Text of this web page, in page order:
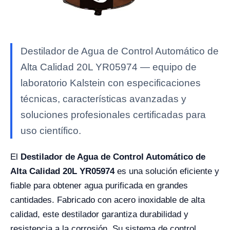
Destilador de Agua de Control Automático de
Alta Calidad 20L YR05974 — equipo de
laboratorio Kalstein con especificaciones
técnicas, características avanzadas y
soluciones profesionales certificadas para
uso científico.
El Destilador de Agua de Control Automático de
Alta Calidad 20L YR05974es una solución eficiente y
fiable para obtener agua purificada en grandes
cantidades. Fabricado con acero inoxidable de alta
calidad, este destilador garantiza durabilidad y